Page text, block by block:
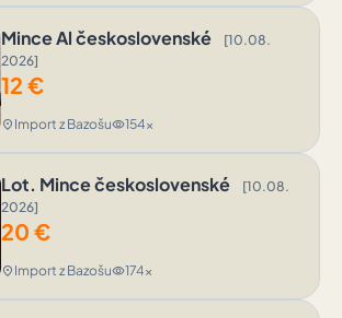
Mince Al československé
[10.08.
2026]
12 €
location_on Import z Bazošuvisibility154x
Lot. Mince československé
[10.08.
2026]
20 €
location_on Import z Bazošuvisibility174x